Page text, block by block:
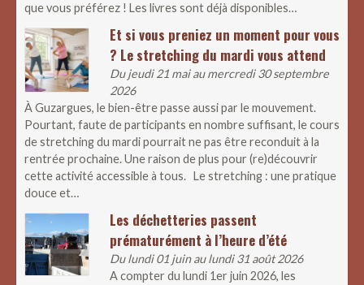
que vous préférez ! Les livres sont déjà disponibles…
Et si vous preniez un moment pour vous
? Le stretching du mardi vous attend
Du jeudi 21 mai au mercredi 30 septembre
2026
À Guzargues, le bien-être passe aussi par le mouvement.
Pourtant, faute de participants en nombre suffisant, le cours
de stretching du mardi pourrait ne pas être reconduit à la
rentrée prochaine. Une raison de plus pour (re)découvrir
cette activité accessible à tous. Le stretching : une pratique
douce et…
Les déchetteries passent
prématurément à l’heure d’été
Du lundi 01 juin au lundi 31 août 2026
A compter du lundi 1er juin 2026, les